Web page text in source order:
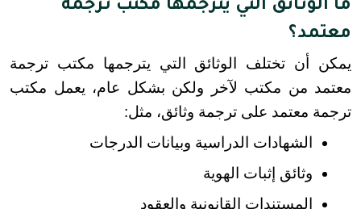
ما الوثائق التي يترجمها مكتب ترجمة
معتمد؟
ترجمة معتمد على ترجمة وثائق، مثل:
الشهادات الدراسية وبيانات الدرجات
وثائق إثبات الهوية
المستندات القانونية والعقود